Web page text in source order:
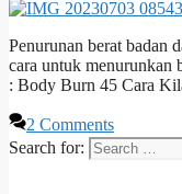
Penurunan berat badan
cara untuk menurunkan
: Body Burn 45 Cara
2 Comments
Search for: